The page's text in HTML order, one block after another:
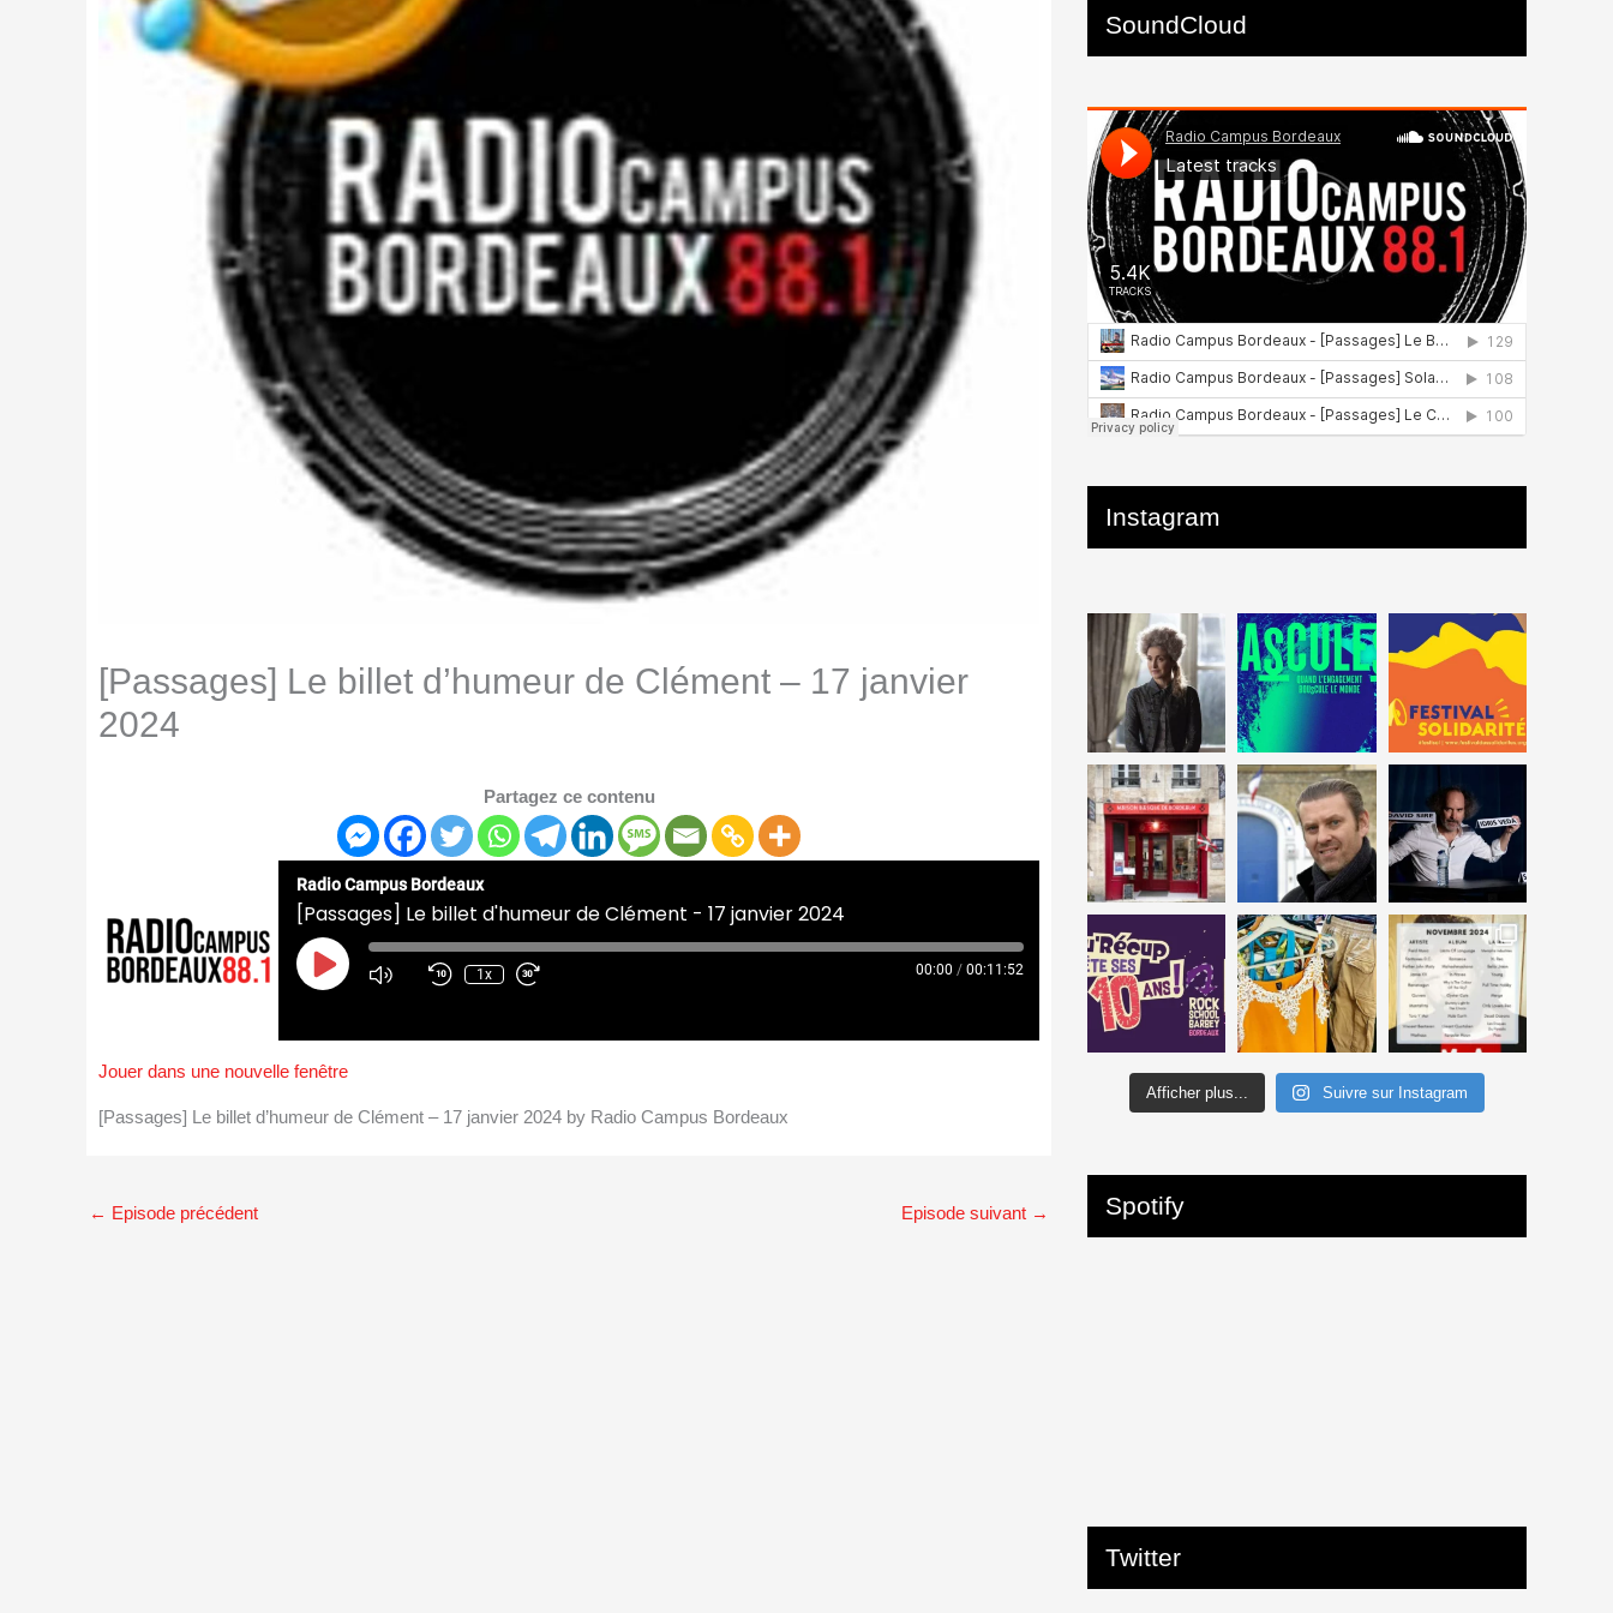
[Passages] Le billet d’humeur de Clément – 17 janvier
2024
Partagez ce contenu
Radio Campus Bordeaux
[Passages] Le billet d'humeur de Clément - 17 janvier 2024
Play
Episode
1x 00:00 / 00:11:52
Jouer dans une nouvelle fenêtre
[Passages] Le billet d’humeur de Clément – 17 janvier 2024 by Radio Campus Bordeaux
← Episode précédent Episode suivant →
SoundCloud
Instagram
Afficher plus... Suivre sur Instagram
Spotify
Twitter